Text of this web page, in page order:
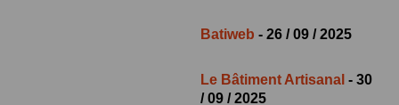
Batiweb - 26 / 09 / 2025
Le Bâtiment Artisanal - 30
/ 09 / 2025